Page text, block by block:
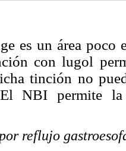
es un área poco
con lugol
tinción no
El NBI permite
reflujo